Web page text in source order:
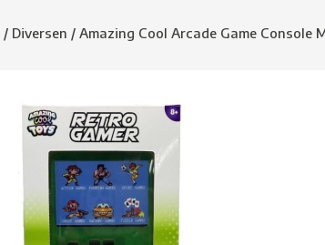
/ Diversen / Amazing Cool Arcade Game Console